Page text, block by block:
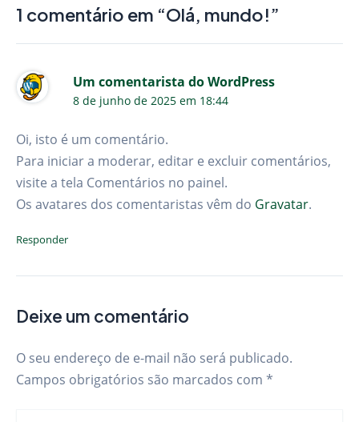
1 comentário em “Olá, mundo!”
Um comentarista do WordPress
8 de junho de 2025 em 18:44
Oi, isto é um comentário.
Para iniciar a moderar, editar e excluir comentários,
visite a tela Comentários no painel.
Os avatares dos comentaristas vêm do Gravatar.
Responder
Deixe um comentário
O seu endereço de e-mail não será publicado.
Campos obrigatórios são marcados com *